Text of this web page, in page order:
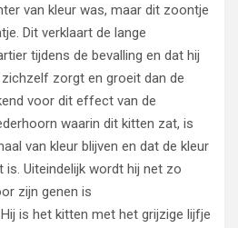
van kleur was, maar dit zoontje
Dit verklaart de lange
tijdens de bevalling en dat hij
zorgt en groeit dan de
voor dit effect van de
waarin dit kitten zat, is
van kleur blijven en dat de kleur
is. Uiteindelijk wordt hij net zo
zijn genen is
is het kitten met het grijzige lijfje